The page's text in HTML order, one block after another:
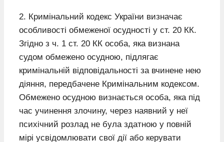
2. Кримінальний кодекс України визначає
особливості обмеженої осудності у ст. 20 КК.
Згідно з ч. 1 ст. 20 КК особа, яка визнана
судом обмежено осудною, підлягає
кримінальній відповідальності за вчинене нею
діяння, передбачене Кримінальним кодексом.
Обмежено осудною визнається особа, яка під
час учинення злочину, через наявний у неї
психічний розлад не була здатною у повній
мірі усвідомлювати свої дії або керувати